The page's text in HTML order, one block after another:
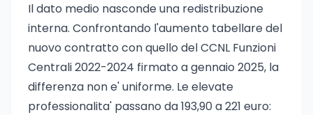
Il dato medio nasconde una redistribuzione
interna. Confrontando l'aumento tabellare del
nuovo contratto con quello del CCNL Funzioni
Centrali 2022-2024 firmato a gennaio 2025, la
differenza non e' uniforme. Le elevate
professionalita' passano da 193,90 a 221 euro: